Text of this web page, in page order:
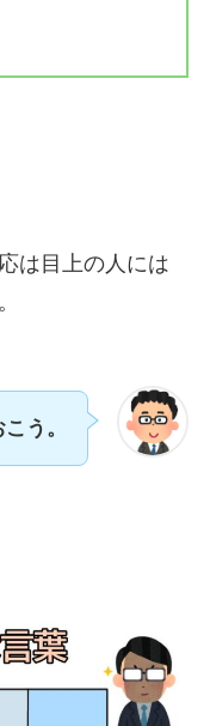
は目上の人には
う。